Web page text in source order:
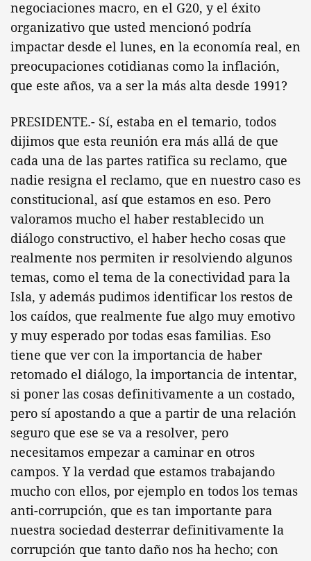
negociaciones macro, en el G20, y el éxito
organizativo que usted mencionó podría
impactar desde el lunes, en la economía real, en
preocupaciones cotidianas como la inflación,
que este años, va a ser la más alta desde 1991?
PRESIDENTE.- Sí, estaba en el temario, todos
dijimos que esta reunión era más allá de que
cada una de las partes ratifica su reclamo, que
nadie resigna el reclamo, que en nuestro caso es
constitucional, así que estamos en eso. Pero
valoramos mucho el haber restablecido un
diálogo constructivo, el haber hecho cosas que
realmente nos permiten ir resolviendo algunos
temas, como el tema de la conectividad para la
Isla, y además pudimos identificar los restos de
los caídos, que realmente fue algo muy emotivo
y muy esperado por todas esas familias. Eso
tiene que ver con la importancia de haber
retomado el diálogo, la importancia de intentar,
si poner las cosas definitivamente a un costado,
pero sí apostando a que a partir de una relación
seguro que ese se va a resolver, pero
necesitamos empezar a caminar en otros
campos. Y la verdad que estamos trabajando
mucho con ellos, por ejemplo en todos los temas
anti-corrupción, que es tan importante para
nuestra sociedad desterrar definitivamente la
corrupción que tanto daño nos ha hecho; con